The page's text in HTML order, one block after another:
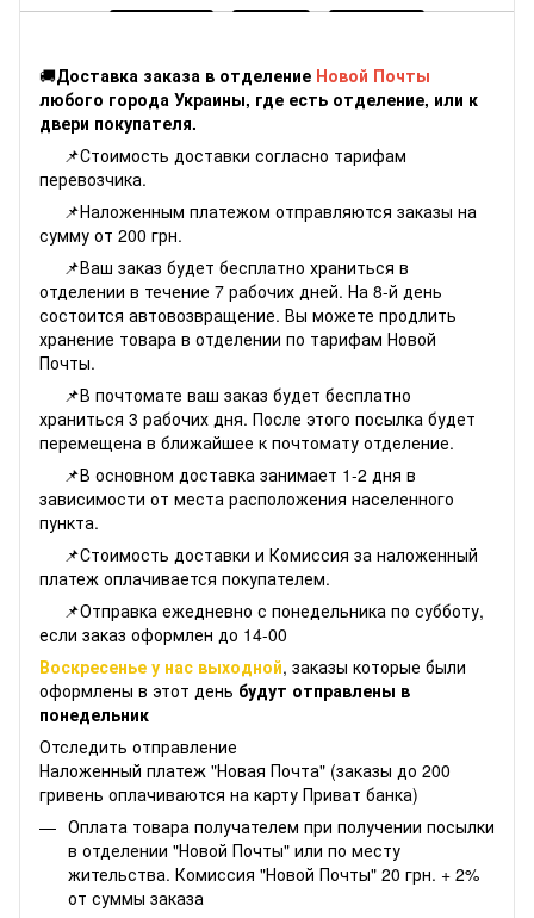
🚚Доставка заказа в отделение Новой Почты
любого города Украины, где есть отделение, или к
двери покупателя.
📌Стоимость доставки согласно тарифам
перевозчика.
📌Наложенным платежом отправляются заказы на
сумму от 200 грн.
📌Ваш заказ будет бесплатно храниться в
отделении в течение 7 рабочих дней. На 8-й день
состоится автовозвращение. Вы можете продлить
хранение товара в отделении по тарифам Новой
Почты.
📌В почтомате ваш заказ будет бесплатно
храниться 3 рабочих дня. После этого посылка будет
перемещена в ближайшее к почтомату отделение.
📌В основном доставка занимает 1-2 дня в
зависимости от места расположения населенного
пункта.
📌Стоимость доставки и Комиссия за наложенный
платеж оплачивается покупателем.
📌Отправка ежедневно с понедельника по субботу,
если заказ оформлен до 14-00
Воскресенье у нас выходной, заказы которые были
оформлены в этот день будут отправлены в
понедельник
Отследить отправление
Наложенный платеж "Новая Почта" (заказы до 200
гривень оплачиваются на карту Приват банка)
Оплата товара получателем при получении посылки
в отделении "Новой Почты" или по месту
жительства. Комиссия "Новой Почты" 20 грн. + 2%
от суммы заказа